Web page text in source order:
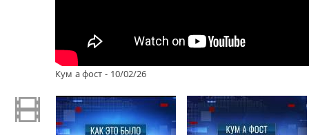
Кум а фост - 10/02/26